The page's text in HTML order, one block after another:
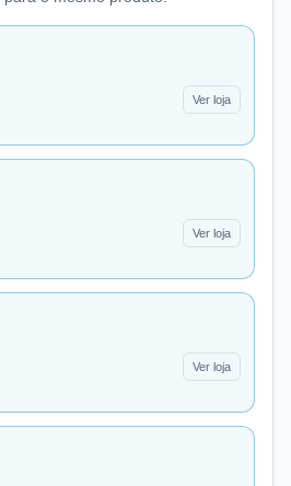
Ver loja
Ver loja
Ver loja